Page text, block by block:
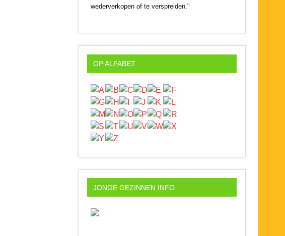
wederverkopen of te verspreiden."
OP ALFABET
JONGE GEZINNEN INFO